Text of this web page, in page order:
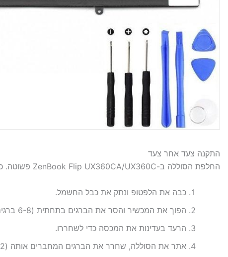
התקנה צעד אחר צעד
החלפת הסוללה ב-ZenBook Flip UX360CA/UX360C פשוטה. כל מה שצריך הוא מברג פיליפס קטן.
כבה את הלפטופ ונתק את כבל החשמל.
הפוך את המכשיר והסר את הברגים בתחתית (6-8 ברגים, תלוי בדגם).
הרעד בעדינות את המכסה כדי לשחררו.
אתר את הסוללה, שחרר את הברגים המחברים אותה (2 ברגים).